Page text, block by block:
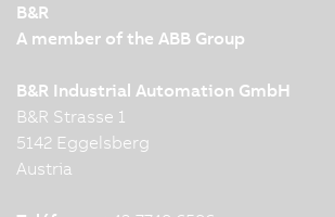
B&R
A member of the ABB Group
B&R Industrial Automation GmbH
B&R Strasse 1
5142 Eggelsberg
Austria